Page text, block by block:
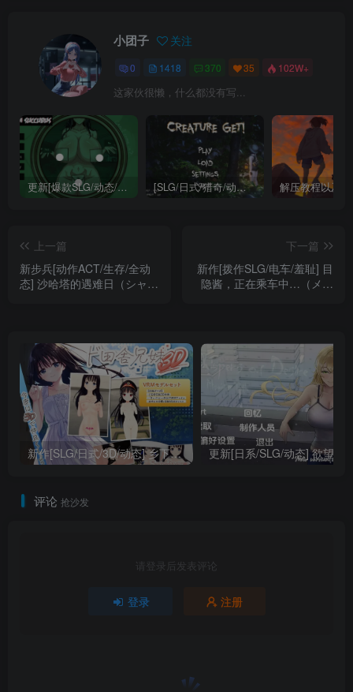
小团子 关注
0 1418 370 35 102W+
这家伙很懒，什么都没有写...
更新[爆款SLG/动态/互动/巨乳] 不是魅魔/H版寻找伪人（Not a Succubus）Ch.2 v1.1 精翻汉化步兵 【安卓/PC-3.25G】 [SLG/日式/猎奇/动态] 异种注意：捕获未知生物！（Creature Get! ）精翻汉化步兵版 【安卓/PC-1.74G】 解压教程以及
上一篇
新步兵[动作ACT/生存/全动
态] 沙哈塔的遇难日（シャハ
下一篇
新作[拨作SLG/电车/羞耻] 目
隐酱，正在乘车中…（メカ
新作[SLG/日式/3D/动态] 乡下兄妹3D 【ハチロク&淫紋あすみ】ド田舎兄妹3D【VRMモデルセット版】 官方中文 【PC-322M】
评论 抢沙发
请登录后发表评论
登录 注册